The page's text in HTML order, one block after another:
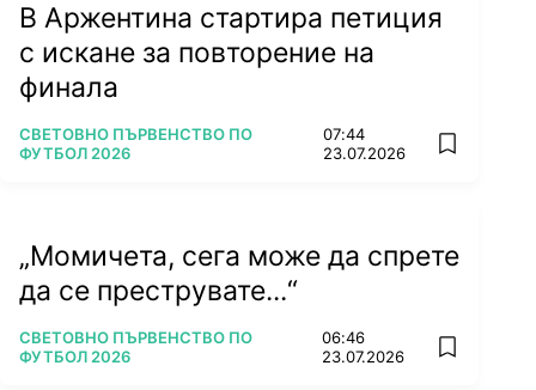
В Аржентина стартира петиция
с искане за повторение на
финала
ПОВЕЧЕ ОТ
СВЕТОВНО ПЪРВЕНСТВО ПО
ФУТБОЛ 2026
07:44
23.07.2026
add
„Момичета, сега може да спрете
да се преструвате...“
ПОВЕЧЕ ОТ
СВЕТОВНО ПЪРВЕНСТВО ПО
ФУТБОЛ 2026
06:46
23.07.2026
add